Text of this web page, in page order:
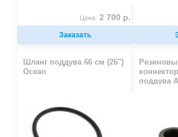
Цена: 2 700 р.
Заказать
Шланг поддува 66 см (26")
Ocean
поддува